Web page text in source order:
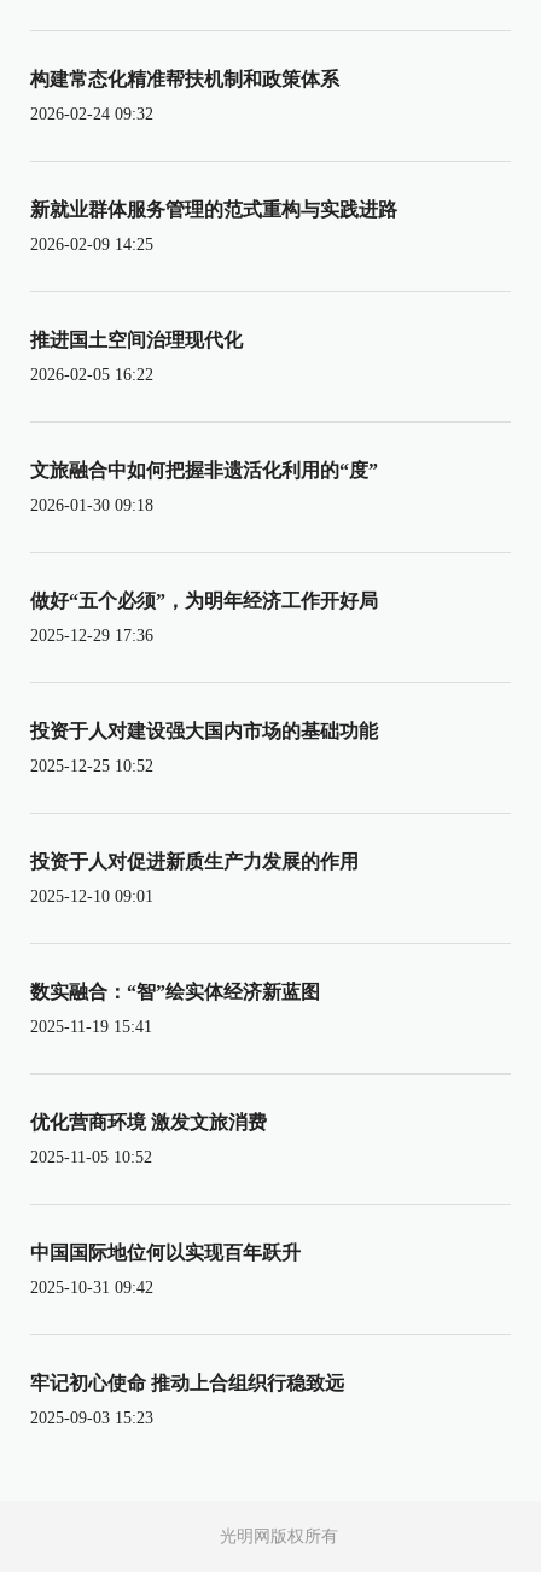
构建常态化精准帮扶机制和政策体系
2026-02-24 09:32
新就业群体服务管理的范式重构与实践进路
2026-02-09 14:25
推进国土空间治理现代化
2026-02-05 16:22
文旅融合中如何把握非遗活化利用的“度”
2026-01-30 09:18
做好“五个必须”，为明年经济工作开好局
2025-12-29 17:36
投资于人对建设强大国内市场的基础功能
2025-12-25 10:52
投资于人对促进新质生产力发展的作用
2025-12-10 09:01
数实融合：“智”绘实体经济新蓝图
2025-11-19 15:41
优化营商环境 激发文旅消费
2025-11-05 10:52
中国国际地位何以实现百年跃升
2025-10-31 09:42
牢记初心使命 推动上合组织行稳致远
2025-09-03 15:23
光明网版权所有